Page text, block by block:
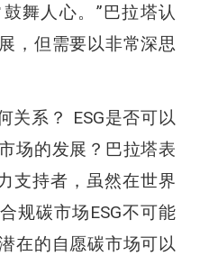
舞人心。”巴拉塔认
，但需要以非常深思
关系？ ESG是否可以
场的发展？巴拉塔表
支持者，虽然在世界
规碳市场ESG不可能
在的自愿碳市场可以